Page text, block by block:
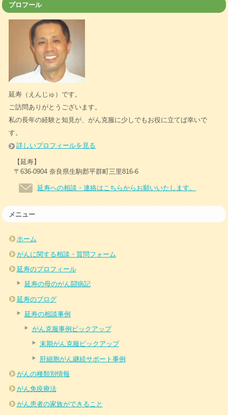
プロフール
延寿（えんじゅ）です。
ご訪問ありがとうございます。
私の長年の経験と知見が、がん克服に少しでもお役に立てば幸いで
す。
詳しいプロフィールを見る
【延寿】
〒636-0904 奈良県生駒郡平群町三里816-6
延寿への相談・連絡はこちらからお願いいたします。
メニュー
ホーム
がんに関する相談・質問フォーム
延寿のプロフィール
延寿の母のがん闘病記
延寿のブログ
延寿の相談事例
がん克服事例ピックアップ
末期がん克服ピックアップ
肝細胞がん継続サポート事例
がんの種類別情報
がん免疫療法
がん患者の家族ができること